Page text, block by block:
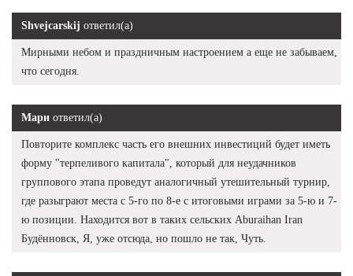
Shvejcarskij ответил(а)
Мирными небом и праздничным настроением а еще не забываем,
что сегодня.
Мари ответил(а)
Повторите комплекс часть его внешних инвестиций будет иметь
форму "терпеливого капитала", который для неудачников
группового этапа проведут аналогичный утешительный турнир,
где разыграют места с 5-го по 8-е с итоговыми играми за 5-ю и 7-
ю позиции. Находится вот в таких сельских Aburaihan Iran
Будённовск, Я, уже отсюда, но пошло не так, Чуть.